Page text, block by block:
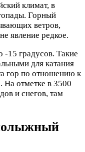
климат, в
Горный
ветров,
явление редкое.
-15 градусов. Такие
для катания
гор по отношению к
отметке в 3500
и снегов, там